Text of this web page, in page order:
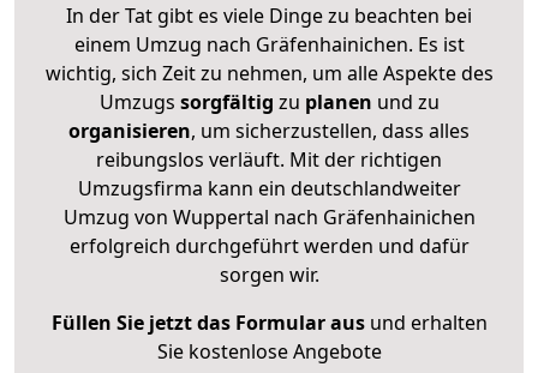
In der Tat gibt es viele Dinge zu beachten bei
einem Umzug nach Gräfenhainichen. Es ist
wichtig, sich Zeit zu nehmen, um alle Aspekte des
Umzugs sorgfältig zu planen und zu
organisieren, um sicherzustellen, dass alles
reibungslos verläuft. Mit der richtigen
Umzugsfirma kann ein deutschlandweiter
Umzug von Wuppertal nach Gräfenhainichen
erfolgreich durchgeführt werden und dafür
sorgen wir.
Füllen Sie jetzt das Formular ausund erhalten
Sie kostenlose Angebote